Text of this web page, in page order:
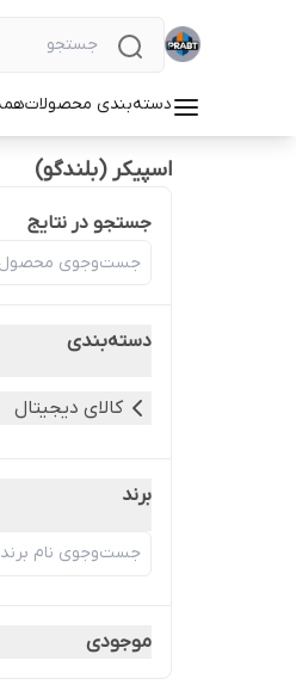
دسته‌بندی محصولات
اسپیکر (بلندگو)
جستجو در نتایج
دسته‌بندی
کالای دیجیتال
برند
موجودی